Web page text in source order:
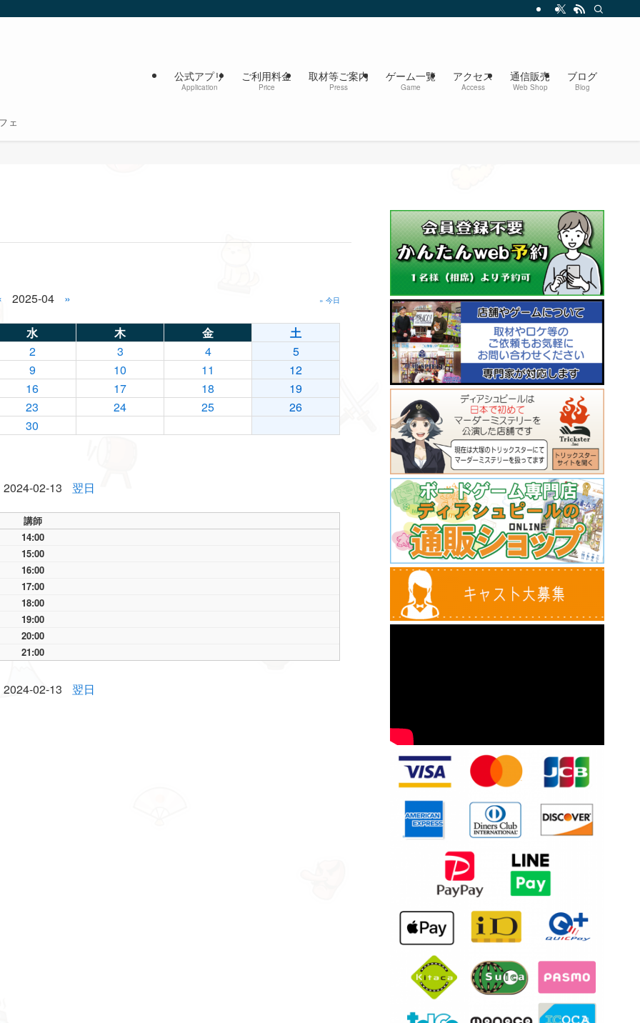
ェ
公式アプリ
Application
ご利用料金
Price
取材等ご案内
Press
ゲーム一覧
Game
アクセス
Access
通信販売
Web Shop
ブログ
Blog
2025-04 » » 今日
水 木 金
土
2
3 4
5
9
10 11
12
16
17 18
19
23
24 25
26
30
2024-02-13 翌日
講師
14:00
15:00
16:00
17:00
18:00
19:00
20:00
21:00
2024-02-13 翌日